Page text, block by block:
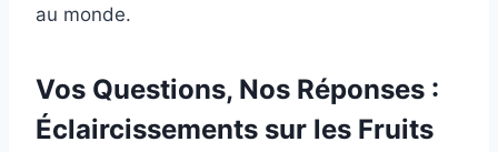
au monde.
Vos Questions, Nos Réponses :
Éclaircissements sur les Fruits